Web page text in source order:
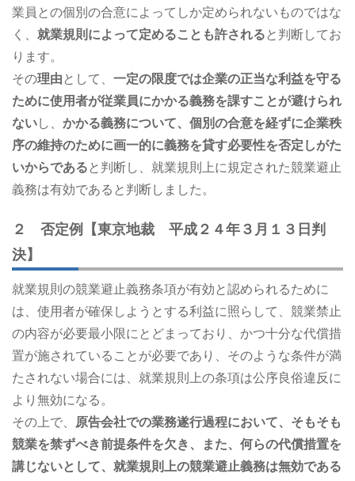
業員との個別の合意によってしか定められないものではな
く、 就業規則によって定めることも許される と判断してお
ります。
その理由 として、 一定の限度では企業の正当な利益を守る
ために使用者が従業員にかかる義務を課すことが避けられ
ないし、 かかる義務について、個別の合意を経ずに企業秩
序の維持のために画一的に義務を貸す必要性を否定しがた
いからである と判断し、就業規則上に規定された競業避止
義務は有効であると判断しました。
２ 否定例【東京地裁 平成２４年３月１３日判
決】
就業規則の競業避止義務条項が有効と認められるために
は、使用者が確保しようとする利益に照らして、競業禁止
の内容が必要最小限にとどまっており、かつ十分な代償措
置が施されていることが必要であり、そのような条件が満
たされない場合には、就業規則上の条項は公序良俗違反に
より無効になる。
その上で、
原告会社での業務遂行過程において、そもそも
競業を禁ずべき前提条件を欠き、また、何らの代償措置を
講じないとして、就業規則上の競業避止義務は無効である